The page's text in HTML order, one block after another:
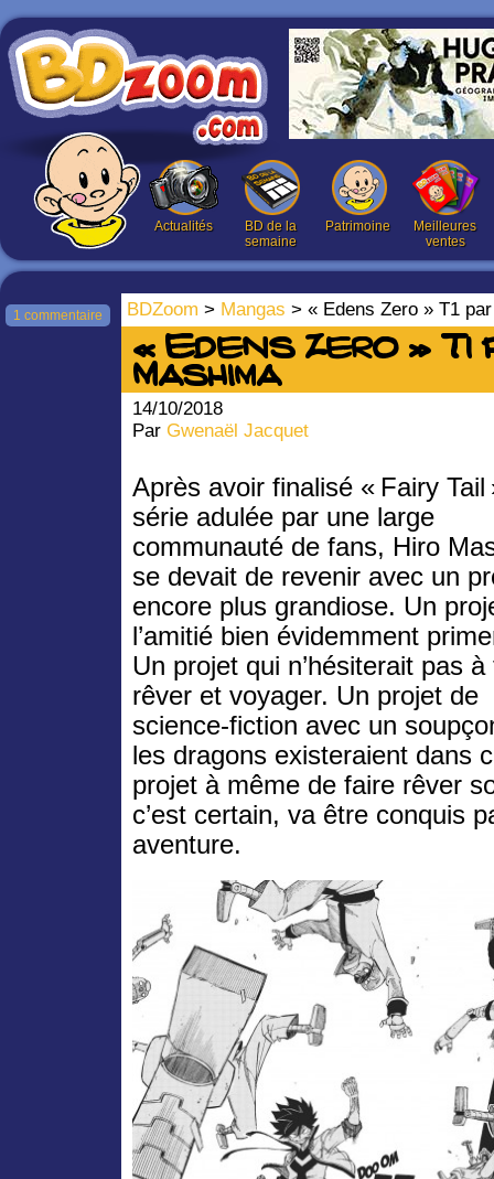
Actualités
BD de la
semaine
Patrimoine
Meilleures
ventes
BDZoom > Mangas > « Edens Zero » T1
1 commentaire
« Edens Zero » T1
Mashima
14/10/2018
Par Gwenaël Jacquet
Après avoir finalisé « Fairy Tail
série adulée par une large
communauté de fans, Hiro
se devait de revenir avec un
encore plus grandiose. Un
l’amitié bien évidemment
Un projet qui n’hésiterait pas à
rêver et voyager. Un projet de
science-fiction avec un
les dragons existeraient dans
projet à même de faire rêver
c’est certain, va être conquis
aventure.